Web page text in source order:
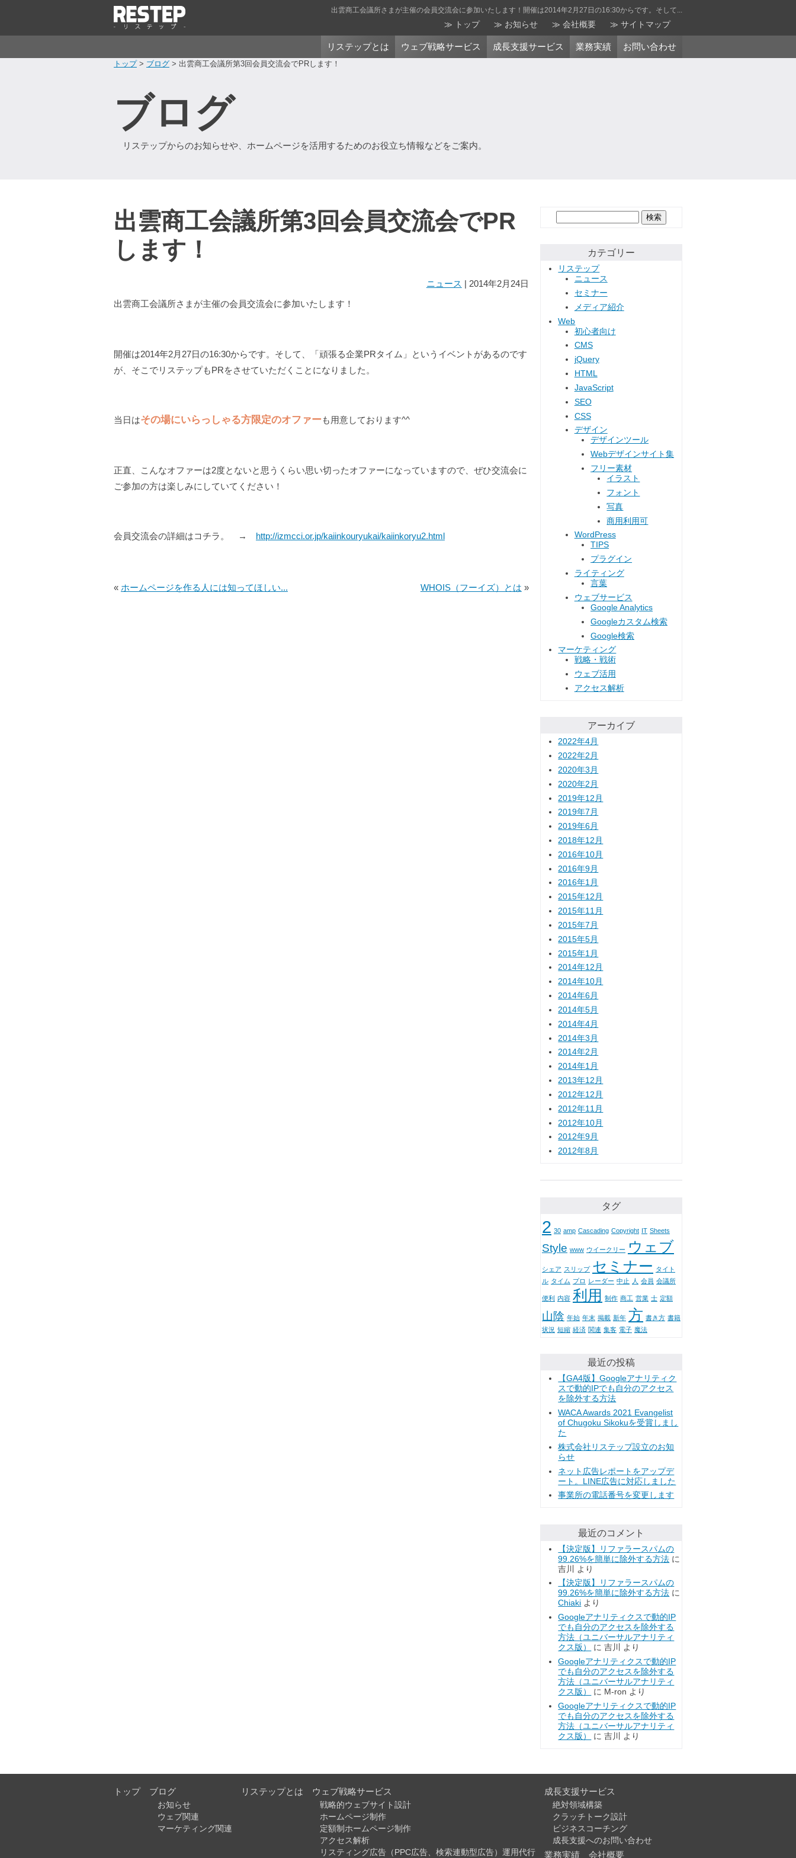
出雲商工会議所さまが主催の会員交流会に参加いたします！開催は2014年2月27日の16:30からです。そして...
トップ お知らせ 会社概要 サイトマップ
リステップとは ウェブ戦略サービス 成長支援サービス 業務実績 お問い合わせ
トップ> ブログ > 出雲商工会議所第3回会員交流会でPRします！
ブログ
リステップからのお知らせや、ホームページを活用するためのお役立ち情報などをご案内。
出雲商工会議所第3回会員交流会でPR
します！
ニュース | 2014年2月24日
出雲商工会議所さまが主催の会員交流会に参加いたします！
開催は2014年2月27日の16:30からです。そして、「頑張る企業PRタイム」というイベントがあるのです
が、そこでリステップもPRをさせていただくことになりました。
当日はその場にいらっしゃる方限定のオファーも用意しております^^
正直、こんなオファーは2度とないと思うくらい思い切ったオファーになっていますので、ぜひ交流会に
ご参加の方は楽しみにしていてください！
会員交流会の詳細はコチラ。 → http://izmcci.or.jp/kaiinkouryukai/kaiinkoryu2.html
« ホームページを作る人には知ってほしい... WHOIS（フーイズ）とは »
索:
カテゴリー
リステップ
ニュース
セミナー
メディア紹介
Web
初心者向け
CMS
jQuery
HTML
JavaScript
SEO
CSS
デザイン
デザインツール
Webデザインサイト集
フリー素材
イラスト
フォント
写真
商用利用可
WordPress
TIPS
プラグイン
ライティング
言葉
ウェブサービス
Google Analytics
Googleカスタム検索
Google検索
マーケティング
戦略・戦術
ウェブ活用
アクセス解析
アーカイブ
2022年4月
2022年2月
2020年3月
2020年2月
2019年12月
2019年7月
2019年6月
2018年12月
2016年10月
2016年9月
2016年1月
2015年12月
2015年11月
2015年7月
2015年5月
2015年1月
2014年12月
2014年10月
2014年6月
2014年5月
2014年4月
2014年3月
2014年2月
2014年1月
2013年12月
2012年12月
2012年11月
2012年10月
2012年9月
2012年8月
タグ
2 30 amp Cascading Copyright IT Sheets
Style www ウイークリー ウェブ
シェア スリップ セミナー タイト
ル タイム プロ レーダー 中止 人 会員 会議所
便利 内容 利用 制作 商工 営業 士 定額
山陰 年始 年末 掲載 新年 方 書き方 書籍
状況 短縮 経済 関連 集客 電子 魔法
最近の投稿
【GA4版】Googleアナリティク
スで動的IPでも自分のアクセス
を除外する方法
WACA Awards 2021 Evangelist
of Chugoku Sikokuを受賞しまし
た
株式会社リステップ設立のお知
らせ
ネット広告レポートをアップデ
ート。LINE広告に対応しました
事業所の電話番号を変更します
最近のコメント
【決定版】リファラースパムの
99.26%を簡単に除外する方法 に
吉川
より
【決定版】リファラースパムの
99.26%を簡単に除外する方法 に
Chiaki より
Googleアナリティクスで動的IP
でも自分のアクセスを除外する
方法（ユニバーサルアナリティ
クス版）
に吉川
より
Googleアナリティクスで動的IP
でも自分のアクセスを除外する
方法（ユニバーサルアナリティ
クス版）
に M-ron より
Googleアナリティクスで動的IP
でも自分のアクセスを除外する
方法（ユニバーサルアナリティ
クス版）
に吉川 より
トップ ブログ
お知らせ
ウェブ関連
マーケティング関連
リステップとは ウェブ戦略サービス
戦略的ウェブサイト設計
ホームページ制作
定額制ホームページ制作
アクセス解析
リスティング広告（PPC広告、検索連動型広告）運用代行
成長支援サービス
絶対領域構築
クラッチトーク設計
ビジネスコーチング
成長支援へのお問い合わせ
業務実績 会社概要